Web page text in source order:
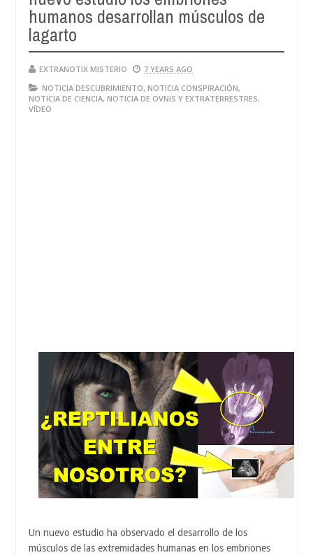
humanos desarrollan músculos de
lagarto
EXTRANOTIX MISTERIO
7 YEARS AGO
NOTICIA DESCUBRIMIENTO, NOTICIA CONSPIRACIÓN,
NOTICIA DE CIENCIA, NOTICIA DE OVNIS Y EXTRATERRESTRES,
VÍDEO
Un nuevo estudio ha observado el desarrollo de los
músculos de las extremidades humanas en los embriones